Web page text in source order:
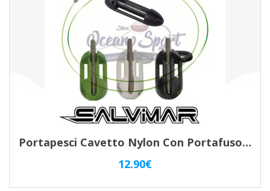
Portapesci Cavetto Nylon Con Portafuso Da Cintura Sub Salvimar
12.90€